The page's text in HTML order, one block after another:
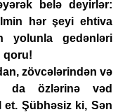
belə deyirlər:
hər şeyi ehtiva
yolunla gedənləri
qoru!
zövcələrindən və
da özlərinə vəd
Şübhəsiz ki, Sən